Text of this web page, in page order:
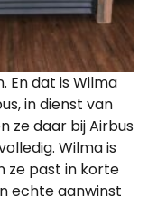
En dat is Wilma
in dienst van
ze daar bij Airbus
Wilma is
ze past in korte
echte aanwinst